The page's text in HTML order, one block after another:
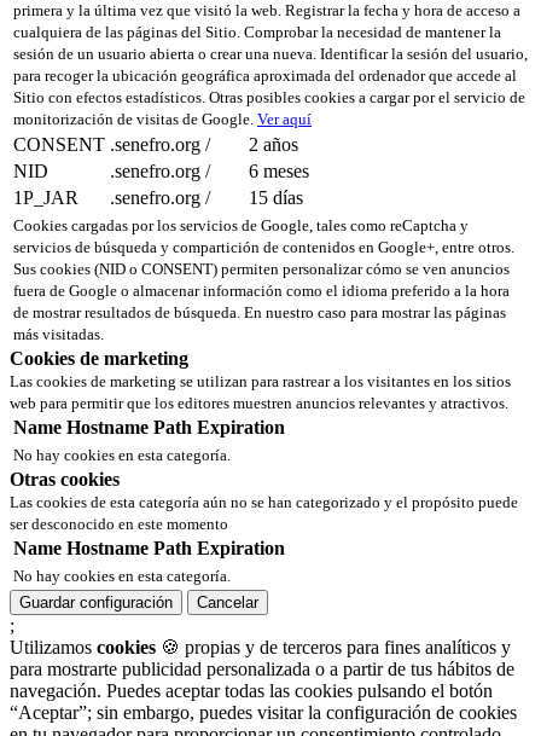
primera y la última vez que visitó la web. Registrar la fecha y hora de acceso a
cualquiera de las páginas del Sitio. Comprobar la necesidad de mantener la
sesión de un usuario abierta o crear una nueva. Identificar la sesión del usuario,
para recoger la ubicación geográfica aproximada del ordenador que accede al
Sitio con efectos estadísticos. Otras posibles cookies a cargar por el servicio de
monitorización de visitas de Google. Ver aquí
CONSENT .senefro.org /
2 años
NID
.senefro.org /
6 meses
1P_JAR
.senefro.org / 15 días
Cookies cargadas por los servicios de Google, tales como reCaptcha y
servicios de búsqueda y compartición de contenidos en Google+, entre otros.
Sus cookies (NID o CONSENT) permiten personalizar cómo se ven anuncios
fuera de Google o almacenar información como el idioma preferido a la hora
de mostrar resultados de búsqueda. En nuestro caso para mostrar las páginas
más visitadas.
Cookies de marketing
Las cookies de marketing se utilizan para rastrear a los visitantes en los sitios
web para permitir que los editores muestren anuncios relevantes y atractivos.
Name Hostname Path Expiration
No hay cookies en esta categoría.
Otras cookies
Las cookies de esta categoría aún no se han categorizado y el propósito puede
ser desconocido en este momento
Name Hostname Path Expiration
No hay cookies en esta categoría.
Guardar configuración
Cancelar
;
Utilizamos cookies 🍪 propias y de terceros para fines analíticos y
para mostrarte publicidad personalizada o a partir de tus hábitos de
navegación. Puedes aceptar todas las cookies pulsando el botón
“Aceptar”; sin embargo, puedes visitar la configuración de cookies